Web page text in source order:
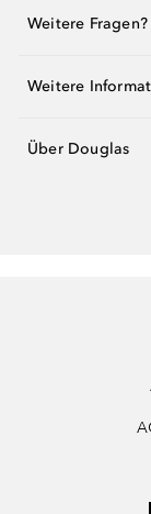
Weitere Fragen?
Weitere
Über Douglas